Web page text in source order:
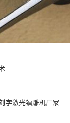
字激光镭雕机厂家